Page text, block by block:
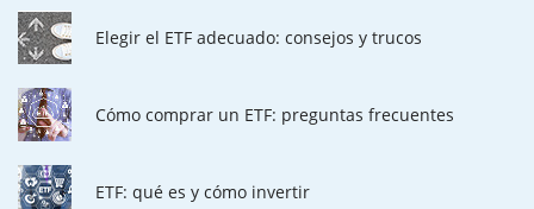
Elegir el ETF adecuado: consejos y trucos
Cómo comprar un ETF: preguntas frecuentes
ETF: qué es y cómo invertir